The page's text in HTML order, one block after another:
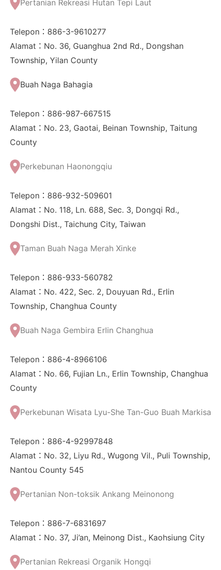
Pertanian Rekreasi Hutan Tepi Laut
Telepon：886-3-9610277
Alamat：No. 36, Guanghua 2nd Rd., Dongshan
Township, Yilan County
Buah Naga Bahagia
Telepon：886-987-667515
Alamat：No. 23, Gaotai, Beinan Township, Taitung
County
Perkebunan Haonongqiu
Telepon：886-932-509601
Alamat：No. 118, Ln. 688, Sec. 3, Dongqi Rd.,
Dongshi Dist., Taichung City, Taiwan
Taman Buah Naga Merah Xinke
Telepon：886-933-560782
Alamat：No. 422, Sec. 2, Douyuan Rd., Erlin
Township, Changhua County
Buah Naga Gembira Erlin Changhua
Telepon：886-4-8966106
Alamat：No. 66, Fujian Ln., Erlin Township, Changhua
County
Perkebunan Wisata Lyu-She Tan-Guo Buah Markisa
Telepon：886-4-92997848
Alamat：No. 32, Liyu Rd., Wugong Vil., Puli Township,
Nantou County 545
Pertanian Non-toksik Ankang Meinonong
Telepon：886-7-6831697
Alamat：No. 37, Ji’an, Meinong Dist., Kaohsiung City
Pertanian Rekreasi Organik Hongqi